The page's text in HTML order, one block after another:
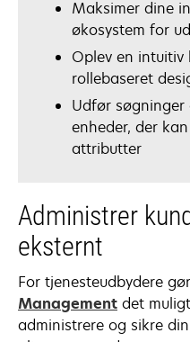
Maksimer dine
økosystem for
Oplev en
rollebaseret
Udfør
enheder, der
attributter
Administrer
eksternt
For tjenesteudbydere gør
Management det
administrere og sikre